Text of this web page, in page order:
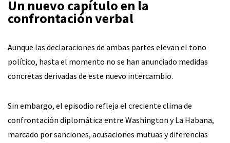
Un nuevo capítulo en la
confrontación verbal
Aunque las declaraciones de ambas partes elevan el tono
político, hasta el momento no se han anunciado medidas
concretas derivadas de este nuevo intercambio.
Sin embargo, el episodio refleja el creciente clima de
confrontación diplomática entre Washington y La Habana,
marcado por sanciones, acusaciones mutuas y diferencias